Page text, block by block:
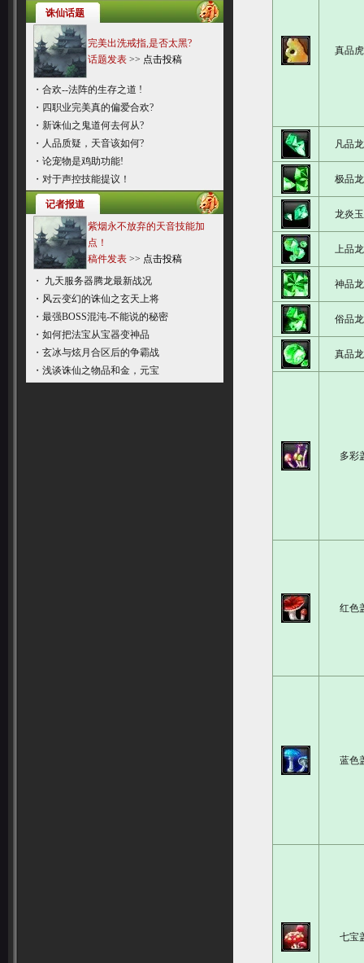
诛仙话题
完美出洗戒指,是否太黑?
话题发表>> 点击投稿
・合欢--法阵的生存之道 !
・ 四职业完美真的偏爱合欢?
・新诛仙之鬼道何去何从?
・ 人品质疑，天音该如何?
・论宠物是鸡助功能!
・对于声控技能提议！
记者报道
紫烟永不放弃的天音技能加
点！
稿件发表>> 点击投稿
・
九天服务器腾龙最新战况
・ 风云变幻的诛仙之玄天上将
・最强BOSS混沌-不能说的秘密
・如何把法宝从宝器变神品
・玄冰与炫月合区后的争霸战
・浅谈诛仙之物品和金，元宝
真品
凡品
极品
龙炎
上品
神品
俗品
真品
多彩
红色
蓝色
七宝